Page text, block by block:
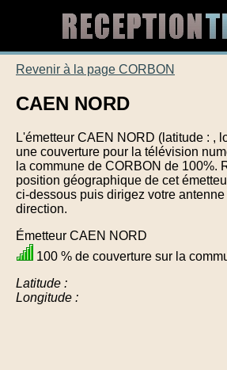
Revenir à la page CORBON
CAEN NORD
L'émetteur CAEN NORD (latitude : ,
une couverture pour la télévision
la commune de CORBON de 100%.
position géographique de cet
ci-dessous puis dirigez votre
direction.
Émetteur CAEN NORD
100 % de couverture sur la
Latitude :
Longitude :